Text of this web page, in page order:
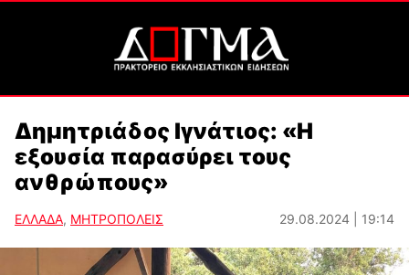
Δημητριάδος Ιγνάτιος: «Η
εξουσία παρασύρει τους
ανθρώπους»
ΕΛΛΑΔΑ, ΜΗΤΡΟΠΟΛΕΙΣ 29.08.2024 | 19:14